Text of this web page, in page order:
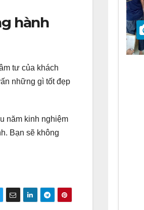
hành
tư của khách
những gì tốt đẹp
năm kinh nghiệm
Bạn sẽ không